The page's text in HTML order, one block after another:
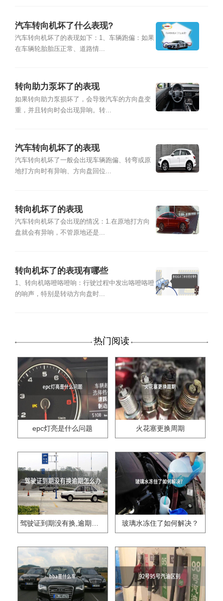
汽车转向机坏了什么表现?
汽车转向机坏了的表现如下：1、车辆跑偏：如果
在车辆轮胎胎压正常、道路情...
转向助力泵坏了的表现
如果转向助力泵损坏了，会导致汽车的方向盘变
重，并且转向时会出现异响。转...
汽车转向机坏了的表现
汽车转向机坏了一般会出现车辆跑偏、转弯或原
地打方向时有异响、方向盘回位...
转向机坏了的表现
汽车转向机坏了会出现的情况：1.在原地打方向
盘就会有异响，不管原地还是...
转向机坏了的表现有哪些
1、转向机咯噔咯噔响：行驶过程中发出咯噔咯噔
的响声，特别是转动方向盘时...
热门阅读
epc灯亮是什么问题 火花塞更换周期
驾驶证到期没有换,逾期怎么办?? 玻璃水冻住了如何解决？